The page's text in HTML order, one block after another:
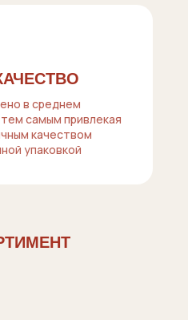
в среднем
самым привлекая
качеством
упаковкой